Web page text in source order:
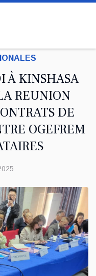
À KINSHASA
REUNION
DE
OGEFREM